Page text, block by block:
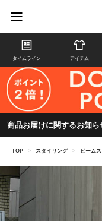
タイムライン アイテム
商品お届けに関するお知ら
TOP > スタイリング > ビーム